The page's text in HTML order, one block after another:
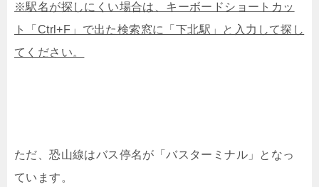
※駅名が探しにくい場合は、キーボードショートカッ
ト「Ctrl+F」で出た検索窓に「下北駅」と入力して探し
てください。
ただ、恐山線はバス停名が「バスターミナル」となっ
ています。